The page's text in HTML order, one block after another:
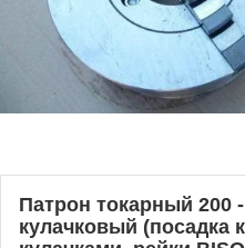
Патрон токарный 200
кулачковый (посадка